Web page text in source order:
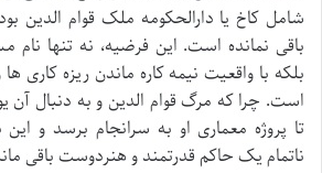
شامل کاخ یا دارالحکومه ملک قوام الدین
باقی نمانده است. این فرضیه، نه تنها نام
بلکه با واقعیت نیمه کاره ماندن ریزه کاری
است. چرا که مرگ قوام الدین و به دنبال آن
تا پروژه معماری او به سرانجام برسد و این
ناتمام یک حاکم قدرتمند و هنردوست باقی